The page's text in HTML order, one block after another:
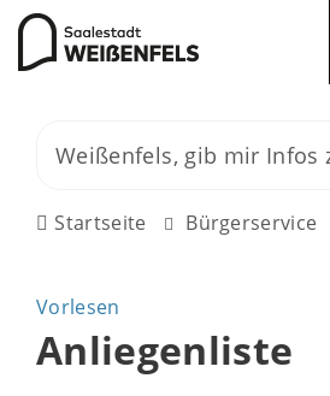
Startseite Bürgerservice
Vorlesen
Anliegenliste